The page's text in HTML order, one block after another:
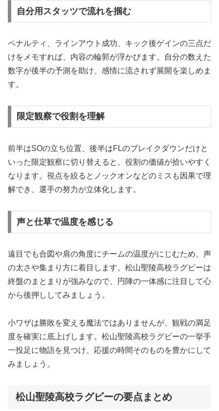
自分用スタッツで流れを掴む
ペナルティ、ラインアウト成功、キック後ゲインの三点だ
けをメモすれば、内容の輪郭が浮かびます。自分の数えた
数字が後半の予測を助け、感情に流されず展開を楽しめま
す。
限定観察で役割を理解
前半はSOの立ち位置、後半はFLのブレイクダウンだけと
いった限定観察に切り替えると、役割の価値が拾いやすく
なります。視点を絞るとノックオンなどのミスも因果で理
解でき、選手の努力が立体化します。
声と仕草で温度を感じる
遠目でも合図や肩の角度にチームの温度がにじむため、声
の太さや集まり方に着目します。松山聖陵高校ラグビーは
終盤のまとまりが強みなので、円陣の一体感に注目して心
から後押ししてみましょう。
小ワザは勝敗を変える魔法ではありませんが、観戦の満足
度を確実に底上げします。松山聖陵高校ラグビーの一挙手
一投足に物語を見つけ、応援の時間そのものを豊かにして
みましょう。
松山聖陵高校ラグビーの要点まとめ